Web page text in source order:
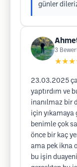
günler
3
23.03.2025
yaptırdım ve
inanılmaz bir
için
benimle çok
önce bir kaç
ama pek ikna
bu işin